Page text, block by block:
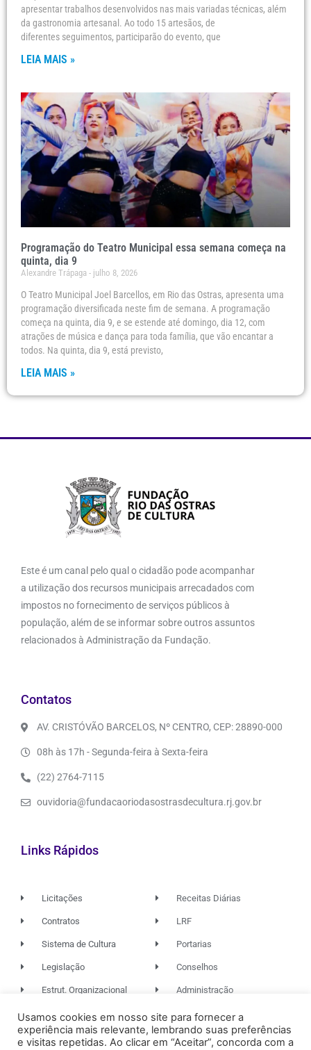
apresentar trabalhos desenvolvidos nas mais variadas técnicas, além
da gastronomia artesanal. Ao todo 15 artesãos, de
diferentes seguimentos, participarão do evento, que
LEIA MAIS »
Programação do Teatro Municipal essa semana começa na
quinta, dia 9
Alexandre Trápaga julho 8, 2026
O Teatro Municipal Joel Barcellos, em Rio das Ostras, apresenta uma
programação diversificada neste fim de semana. A programação
começa na quinta, dia 9, e se estende até domingo, dia 12, com
atrações de música e dança para toda família, que vão encantar a
todos. Na quinta, dia 9, está previsto,
LEIA MAIS »
Este é um canal pelo qual o cidadão pode acompanhar
a utilização dos recursos municipais arrecadados com
impostos no fornecimento de serviços públicos à
população, além de se informar sobre outros assuntos
relacionados à Administração da Fundação.
Contatos
AV. CRISTÓVÃO BARCELOS, Nº CENTRO, CEP: 28890-000
08h às 17h - Segunda-feira à Sexta-feira
(22) 2764-7115
ouvidoria@fundacaoriodasostrasdecultura.rj.gov.br
Links Rápidos
Licitações
Contratos
Sistema de Cultura
Legislação
Estrut. Organizacional
Receitas Diárias
LRF
Portarias
Conselhos
Administração
© 2026. TODOS OS DIREITOS RESERVADOS.
Usamos cookies em nosso site para fornecer a
experiência mais relevante, lembrando suas preferências
e visitas repetidas. Ao clicar em “Aceitar”, concorda com a